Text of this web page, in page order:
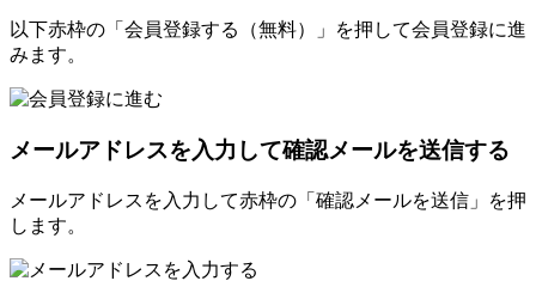
以下赤枠の「会員登録する（無料）」を押して会員登録に進
みます。
メールアドレスを入力して確認メールを送信する
メールアドレスを入力して赤枠の「確認メールを送信」を押
します。